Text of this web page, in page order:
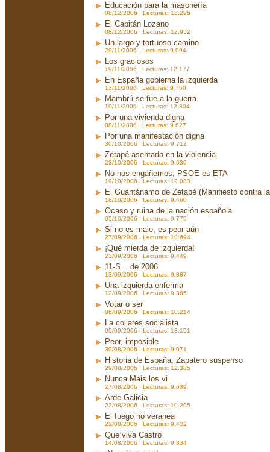
Educación para la masonería
08/12/2006 Lecturas: 13.295
El Capitán Lozano
08/12/2006 Lecturas: 12.952
Un largo y tortuoso camino
29/11/2006 Lecturas: 9.094
Los graciosos
19/11/2006 Lecturas: 12.177
En España gobierna la izquierda
13/11/2006 Lecturas: 9.760
Mambrú se fue a la guerra
10/11/2006 Lecturas: 12.804
Por una vivienda digna
08/11/2006 Lecturas: 9.627
Por una manifestación digna
30/10/2006 Lecturas: 9.712
Zetapé asentado en la violencia
23/10/2006 Lecturas: 9.630
No nos engañemos, PSOE es ETA
19/10/2006 Lecturas: 12.083
El Guantánamo de Zetapé (Manifiesto contra
18/10/2006 Lecturas: 9.460
Ocaso y ruina de la nación española
05/10/2006 Lecturas: 9.775
Si no es malo, es peor aún
27/09/2006 Lecturas: 10.694
¡Qué mierda de izquierda!
23/09/2006 Lecturas: 9.449
11-S... de 2006
13/09/2006 Lecturas: 9.887
Una izquierda enferma
12/09/2006 Lecturas: 9.385
Votar o ser
06/09/2006 Lecturas: 10.214
La collares socialista
05/09/2006 Lecturas: 13.151
Peor, imposible
30/08/2006 Lecturas: 9.071
Historia de España, Zapatero suspenso
29/08/2006 Lecturas: 12.385
Nunca Mais los vi
27/08/2006 Lecturas: 9.639
Arde Galicia
22/08/2006 Lecturas: 10.295
El fuego no veranea
22/08/2006 Lecturas: 9.432
Que viva Castro
14/08/2006 Lecturas: 9.834